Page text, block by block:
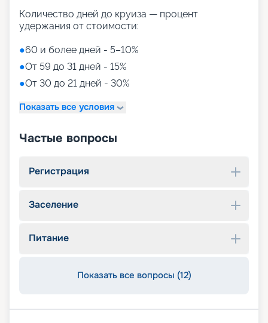
Количество дней до круиза — процент
удержания от стоимости:
●60 и более дней - 5–10%
●От 59 до 31 дней - 15%
●От 30 до 21 дней - 30%
Показать все условия
Частые вопросы
Регистрация
Заселение
Питание
Показать все вопросы (12)